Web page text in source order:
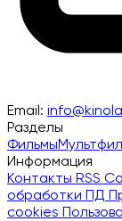
Email:
Разделы
Фильмы
Информация
Контакты RSS
обработки ПД
cookies